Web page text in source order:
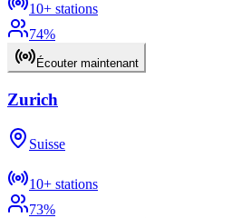
10+ stations
74%
Écouter maintenant
Zurich
Suisse
10+ stations
73%